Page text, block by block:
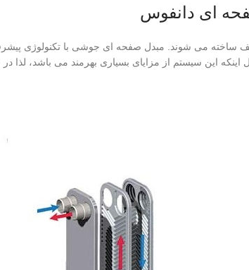
ای دانفوس
صفحه ای دانفوس در 15 مدل مختلف ساخته می شوند. مبدل صفحه ای
این سیستم از مزایای بسیاری بهرمند می باشد، لذا